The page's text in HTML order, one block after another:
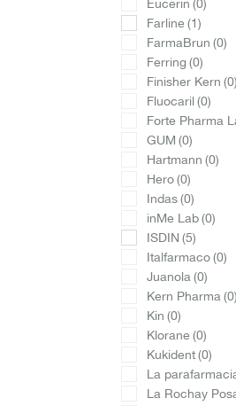
Eucerin(0)
Farline(1)
FarmaBrun(0)
Ferring(0)
Finisher Kern(0)
Fluocaril(0)
Forte Pharma
GUM(0)
Hartmann(0)
Hero(0)
Indas(0)
inMe Lab(0)
ISDIN(5)
Italfarmaco(0)
Juanola(0)
Kern Pharma(0)
Kin(0)
Klorane(0)
Kukident(0)
La
La Rochay